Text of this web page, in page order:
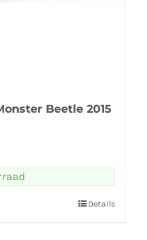
Beetle 2015
Details